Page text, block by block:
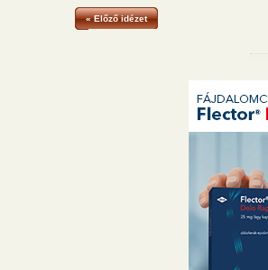
« Előző idézet